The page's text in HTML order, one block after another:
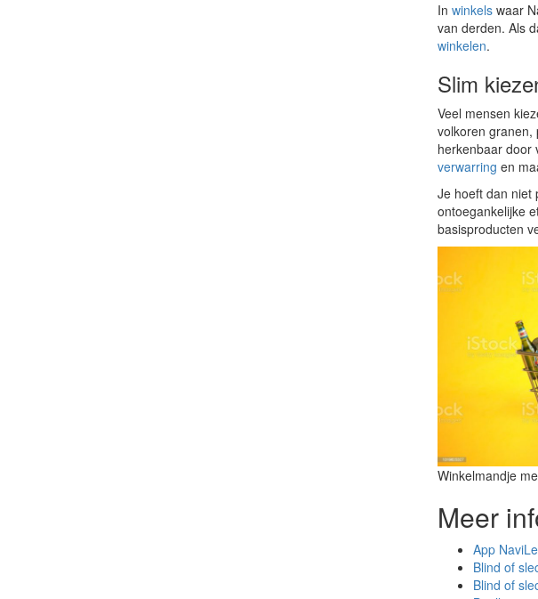
In winkels waar
van derden. Als
winkelen.
Slim
Veel mensen
volkoren granen,
herkenbaar door
verwarring en
Je hoeft dan niet
ontoegankelijke
basisproducten
Winkelmandje
Meer
App
Blind of
Blind of